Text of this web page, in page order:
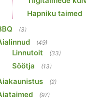
Hapniku taimed
(3)
(49)
Linnutoit (33)
Söötja (13)
(2)
(97)